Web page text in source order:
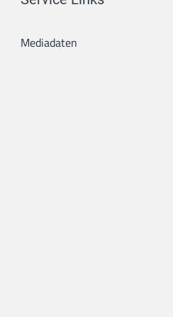
Mediadaten